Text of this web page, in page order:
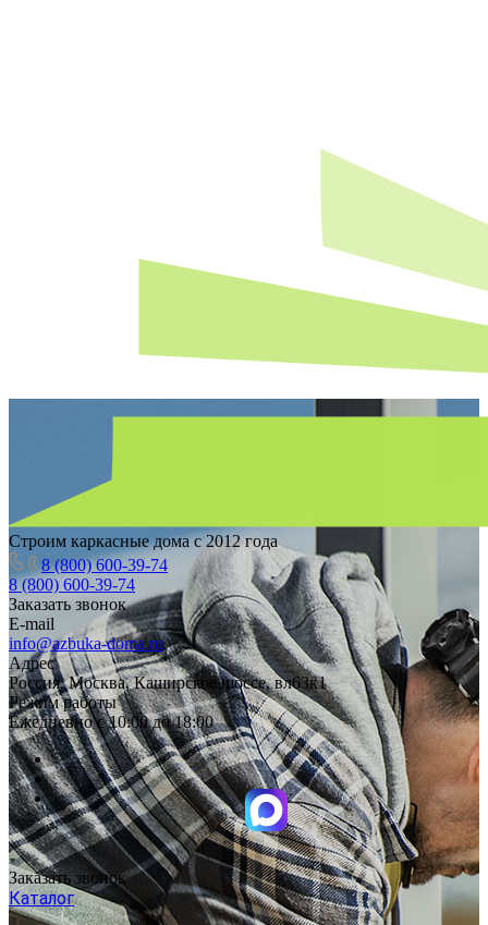
Строим каркасные дома с 2012 года
8 (800) 600-39-74
8 (800) 600-39-74
Заказать звонок
E-mail
info@azbuka-doma.ru
Адрес
Россия, Москва, Каширское шоссе, вл63к1
Режим работы
Ежедневно с 10:00 до 18:00
Заказать звонок
Каталог